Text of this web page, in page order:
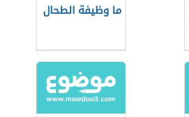
ما وظيفة الطحال